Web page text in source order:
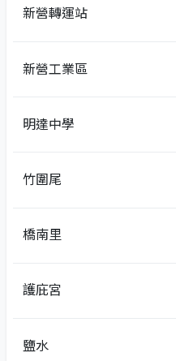
新營轉運站
新營工業區
明達中學
竹圍尾
橋南里
護庇宮
鹽水